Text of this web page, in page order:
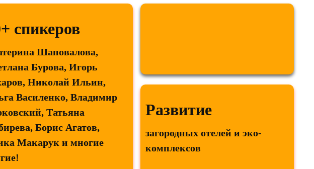
спикеров
Шаповалова,
Бурова, Игорь
Николай Ильин,
Василенко, Владимир
Татьяна
Борис Агатов,
Макарук и многие
Развитие
загородных отелей и эко-
комплексов